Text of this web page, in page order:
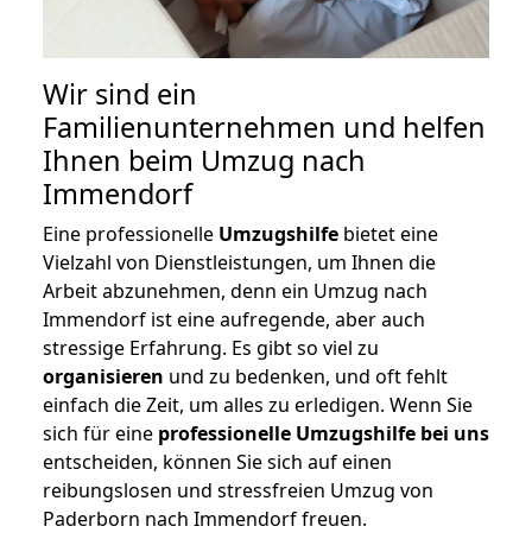
Wir sind ein
Familienunternehmen und helfen
Ihnen beim Umzug nach
Immendorf
Eine professionelle Umzugshilfe bietet eine
Vielzahl von Dienstleistungen, um Ihnen die
Arbeit abzunehmen, denn ein Umzug nach
Immendorf ist eine aufregende, aber auch
stressige Erfahrung. Es gibt so viel zu
organisieren und zu bedenken, und oft fehlt
einfach die Zeit, um alles zu erledigen. Wenn Sie
sich für eine professionelle Umzugshilfe bei uns
entscheiden, können Sie sich auf einen
reibungslosen und stressfreien Umzug von
Paderborn nach Immendorf freuen.